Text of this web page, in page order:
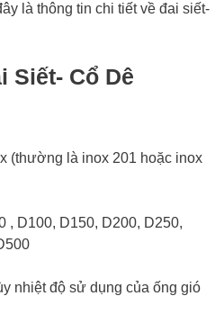
là thông tin chi tiết về đai siết-
Siết- Cổ Dê
là inox 201 hoặc inox
D150, D200, D250,
độ sử dụng của ống gió